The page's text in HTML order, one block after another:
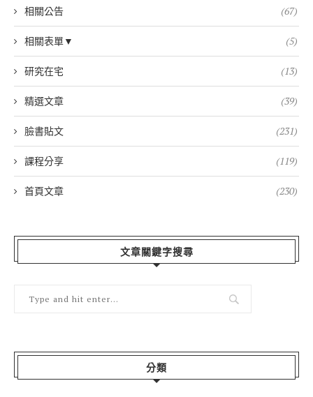
相關公告 (67)
相關表單▼ (5)
研究在宅 (13)
精選文章 (39)
臉書貼文 (231)
課程分享 (119)
首頁文章 (230)
文章關鍵字搜尋
分類